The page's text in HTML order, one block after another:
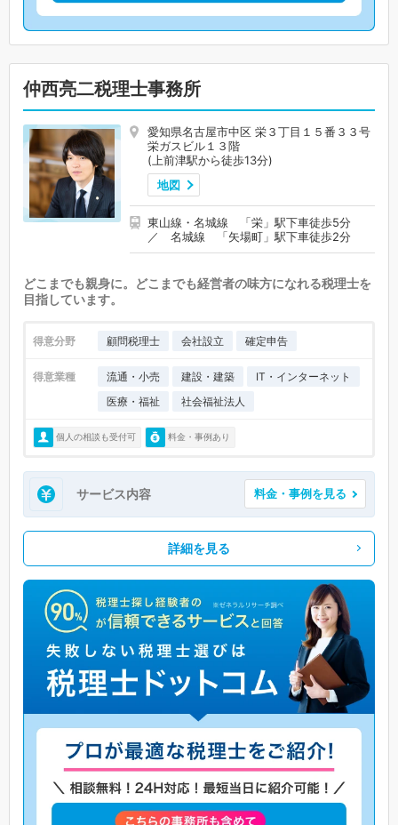
仲西亮二税理士事務所
愛知県名古屋市中区 栄３丁目１５番３３号
栄ガスビル１３階
(上前津駅から徒歩13分)
地図
東山線・名城線 「栄」駅下車徒歩5分
／ 名城線 「矢場町」駅下車徒歩2分
どこまでも親身に。どこまでも経営者の味方になれる税理士を
目指しています。
得意分野 顧問税理士 会社設立 確定申告
得意業種 流通・小売 建設・建築
IT・インターネット
医療・福祉
社会福祉法人
個人の相談も受付可 料金・事例あり
サービス内容 料金・事例を見る
詳細を見る